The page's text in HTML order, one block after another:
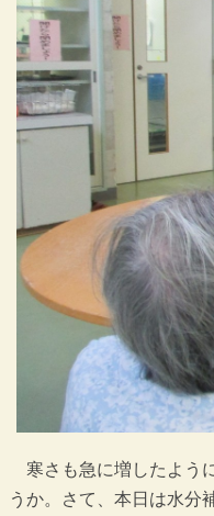
寒さも急に増したよう
うか。さて、本日は水分